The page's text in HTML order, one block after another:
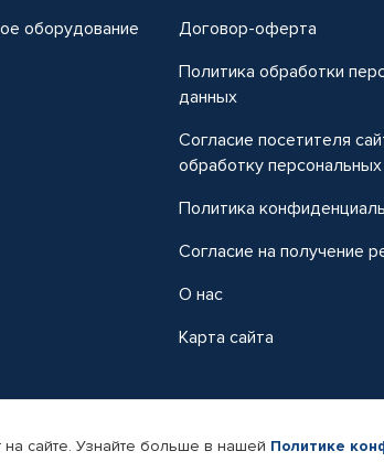
оборудование
Договор-оферта
Политика обработки
данных
Согласие посетителя
обработку
Политика
Согласие на получение
О нас
Карта сайта
товаров Автопрофи.
сайте. Узнайте больше в нашей Политике